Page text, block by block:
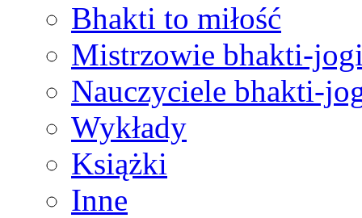
Bhakti to miłość
Mistrzowie bhakti-
Nauczyciele bhakti-
Wykłady
Książki
Inne